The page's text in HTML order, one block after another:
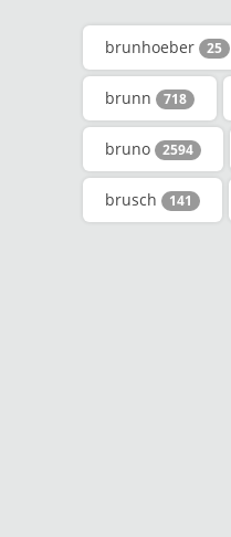
brunhoeber 25
brunn 718
bruno 2594
brusch 141